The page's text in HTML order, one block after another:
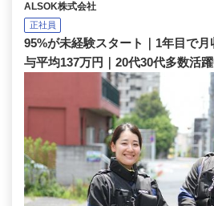
ALSOK株式会社
正社員
95%が未経験スタート｜1年目で
与平均137万円｜20代30代多数活躍